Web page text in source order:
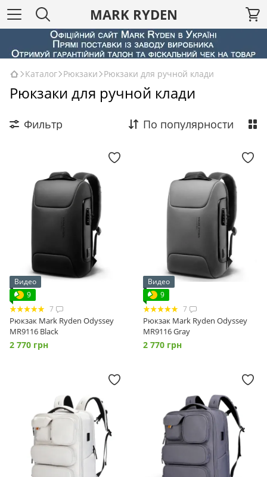
MARK RYDEN
Каталог Рюкзаки Рюкзаки для ручной клади
Рюкзаки для ручной клади
Фильтр По популярности
Видео
9
7
Рюкзак Mark Ryden Odyssey
MR9116 Black
2 770 грн
Видео
9
7
Рюкзак Mark Ryden Odyssey
MR9116 Gray
2 770 грн